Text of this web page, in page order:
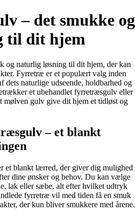
– det smukke og
til dit hjem
og naturlig løsning til dit hjem, der kan
Fyrretræ er et populært valg inden
naturlige udseende, holdbarhed og
et ubehandlet fyrretræsgulv eller
mølven gulv give dit hjem et tidløst og
– et blankt
et blankt lærred, der giver dig mulighed
dine ønsker og behov. Du kan vælge
lak eller sæbe, alt efter hvilket udtryk
fyrretræ vil med tiden få en smuk
der kun bliver smukkere med årene.